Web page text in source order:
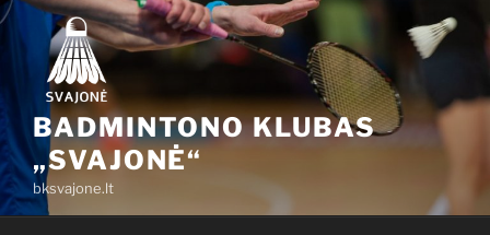
Eiti
prie
turinio
BADMINTONO KLUBAS
„SVAJONĖ“
bksvajone.lt